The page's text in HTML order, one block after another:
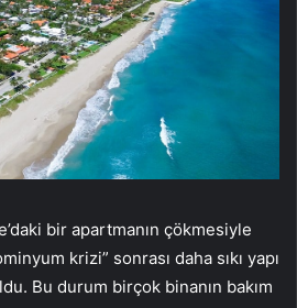
bir apartmanın çökmesiyle
krizi” sonrası daha sıkı yapı
Bu durum birçok binanın bakım